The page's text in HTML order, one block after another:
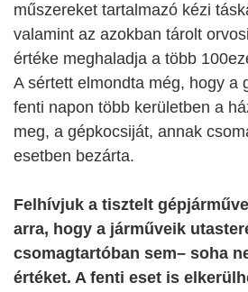
műszereket tartalmazó kézi
valamint az azokban tárolt
értéke meghaladja a több
A sértett elmondta még, hogy a
fenti napon több kerületben a
meg, a gépkocsiját, annak
esetben bezárta.
Felhívjuk a tisztelt
arra, hogy a járműveik
csomagtartóban sem– soha
értéket. A fenti eset is